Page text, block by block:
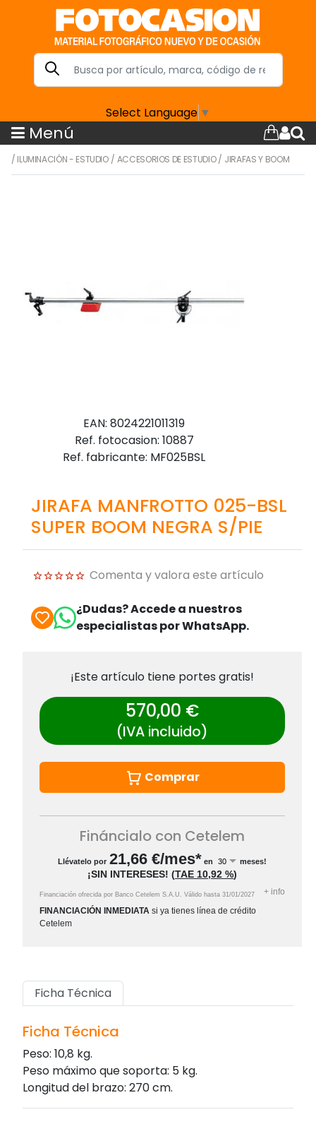
Select Language ▼
Menú
/ ILUMINACIÓN - ESTUDIO/ ACCESORIOS DE ESTUDIO/ JIRAFAS Y BOOM
EAN: 8024221011319
Ref. fotocasion: 10887
Ref. fabricante: MF025BSL
JIRAFA MANFROTTO 025-BSL
SUPER BOOM NEGRA S/PIE
Comenta y valora este artículo
¿Dudas? Accede a nuestros
especialistas por WhatsApp.
¡Este artículo tiene portes gratis!
570,00 €
(IVA incluido)
Comprar
Fináncialo con Cetelem
Llévatelo por 21,66 €/mes* en meses!
¡SIN INTERESES! (TAE 10,92 %)
Financiación ofrecida por Banco Cetelem S.A.U. Válido hasta 31/01/2027 + info
FINANCIACIÓN INMEDIATA si ya tienes línea de crédito
Cetelem
Ficha Técnica
Ficha Técnica
Peso: 10,8 kg.
Peso máximo que soporta: 5 kg.
Longitud del brazo: 270 cm.